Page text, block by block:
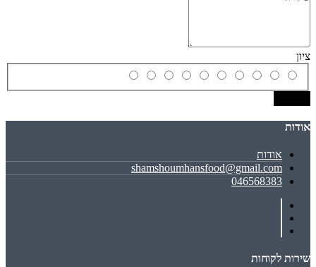
ציון
אודות
אודות
shamshoumhansfood@gmail.com
046568383
שירות לקוחות